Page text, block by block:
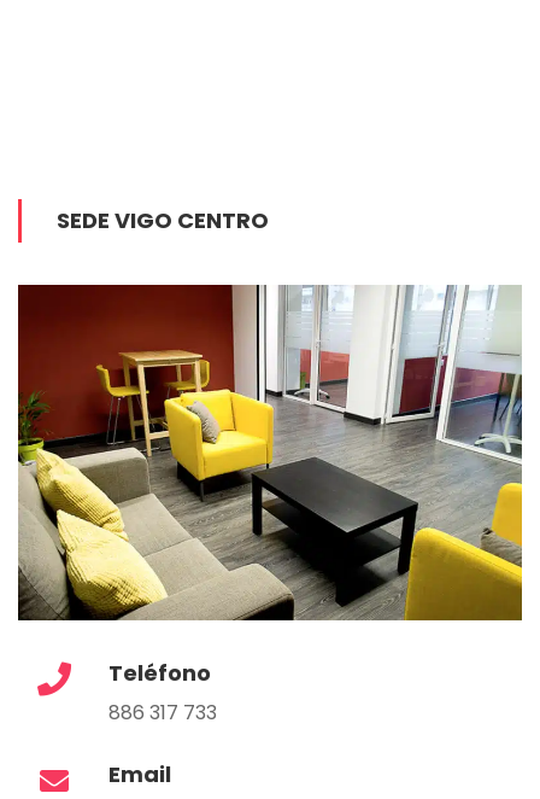
SEDE VIGO CENTRO
Teléfono
886 317 733
Email